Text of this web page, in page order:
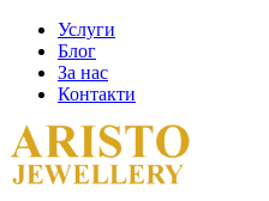
Услуги
Блог
За нас
Контакти